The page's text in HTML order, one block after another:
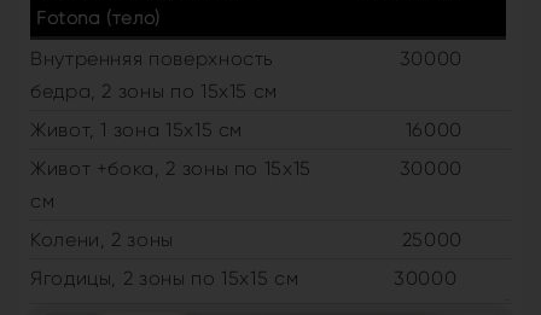
Fotona (тело)
Внутренняя поверхность
бедра, 2 зоны по 15х15 см
30000
Живот, 1 зона 15х15 см
16000
Живот +бока, 2 зоны по 15х15
см
30000
Колени, 2 зоны
25000
Ягодицы, 2 зоны по 15х15 см
30000